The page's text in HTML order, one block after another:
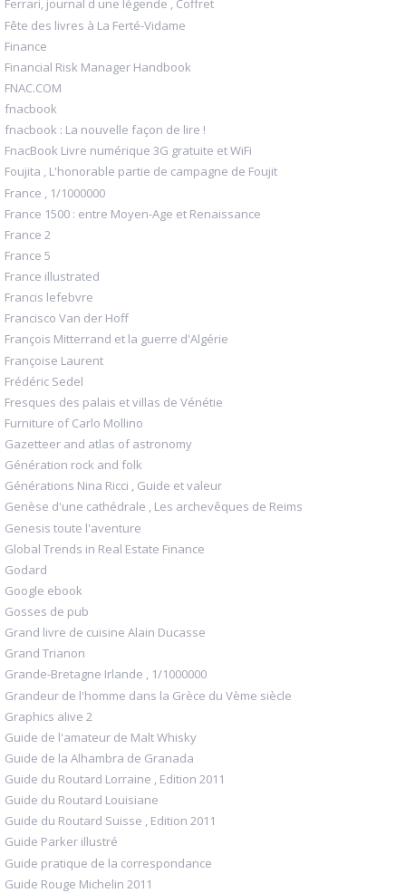
Ferrari, journal d une légende , Coffret
Fête des livres à La Ferté-Vidame
Finance
Financial Risk Manager Handbook
FNAC.COM
fnacbook
fnacbook : La nouvelle façon de lire !
FnacBook Livre numérique 3G gratuite et WiFi
Foujita , L'honorable partie de campagne de Foujit
France , 1/1000000
France 1500 : entre Moyen-Age et Renaissance
France 2
France 5
France illustrated
Francis lefebvre
Francisco Van der Hoff
François Mitterrand et la guerre d'Algérie
Françoise Laurent
Frédéric Sedel
Fresques des palais et villas de Vénétie
Furniture of Carlo Mollino
Gazetteer and atlas of astronomy
Génération rock and folk
Générations Nina Ricci , Guide et valeur
Genèse d'une cathédrale , Les archevêques de Reims
Genesis toute l'aventure
Global Trends in Real Estate Finance
Godard
Google ebook
Gosses de pub
Grand livre de cuisine Alain Ducasse
Grand Trianon
Grande-Bretagne Irlande , 1/1000000
Grandeur de l'homme dans la Grèce du Vème siècle
Graphics alive 2
Guide de l'amateur de Malt Whisky
Guide de la Alhambra de Granada
Guide du Routard Lorraine , Edition 2011
Guide du Routard Louisiane
Guide du Routard Suisse , Edition 2011
Guide Parker illustré
Guide pratique de la correspondance
Guide Rouge Michelin 2011